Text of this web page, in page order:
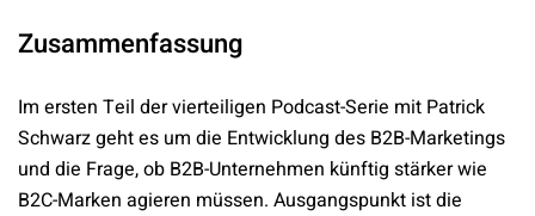
Zusammenfassung
Im ersten Teil der vierteiligen Podcast-Serie mit Patrick
Schwarz geht es um die Entwicklung des B2B-Marketings
und die Frage, ob B2B-Unternehmen künftig stärker wie
B2C-Marken agieren müssen. Ausgangspunkt ist die